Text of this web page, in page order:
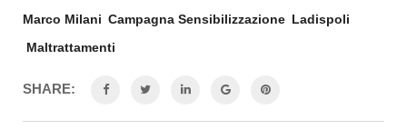
Marco Milani Campagna Sensibilizzazione Ladispoli
Maltrattamenti
SHARE: